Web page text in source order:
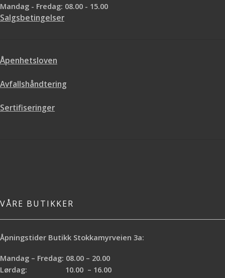
Mandag - Fredag: 08.00 - 15.00
Salgsbetingelser
Åpenhetsloven
Avfallshåndtering
Sertifiseringer
VÅRE BUTIKKER
Åpningstider Butikk Stokkamyrveien 3a:
Mandag – Fredag: 08.00 – 20.00
Lørdag: 10.00 – 16.00